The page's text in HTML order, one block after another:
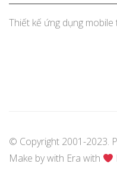
Thiết kế ứng dụng
© Copyright 2001-2023.
Make by with Era with